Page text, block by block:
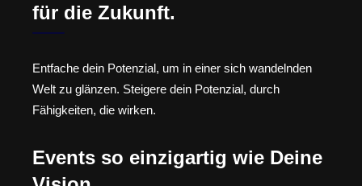
für die Zukunft.
Entfache dein Potenzial, um in einer sich wandelnden
Welt zu glänzen. Steigere dein Potenzial, durch
Fähigkeiten, die wirken.
Events so einzigartig wie Deine